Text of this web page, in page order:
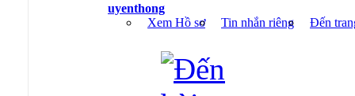
uyenthong
Xem Hồ sơ
Tin nhắn riêng Đến